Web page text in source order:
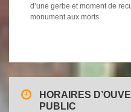
d’une gerbe et moment de
monument aux morts
HORAIRES
PUBLIC